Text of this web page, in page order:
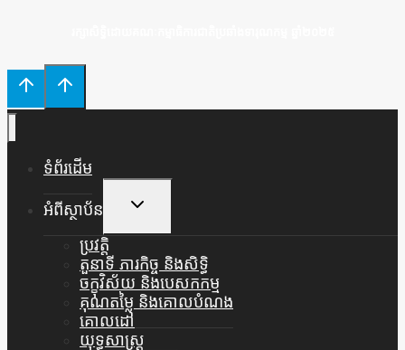
ទំព័រដើម
អំពីស្ថាប័ន
Toggle
Menu
ប្រវត្តិ
តួនាទី ភារកិច្ច និងសិទ្ធិ
ចក្ខុវិស័យ និងបេសកកម្ម
គុណតម្លៃ និងគោលបំណង
គោលដៅ
យុទ្ធសាស្ត្រ